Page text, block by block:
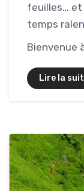
feuilles… et
temps
Bienvenue
Lire la